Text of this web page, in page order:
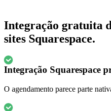
Integração gratuita
sites Squarespace.
Integração Squarespace
O agendamento parece parte